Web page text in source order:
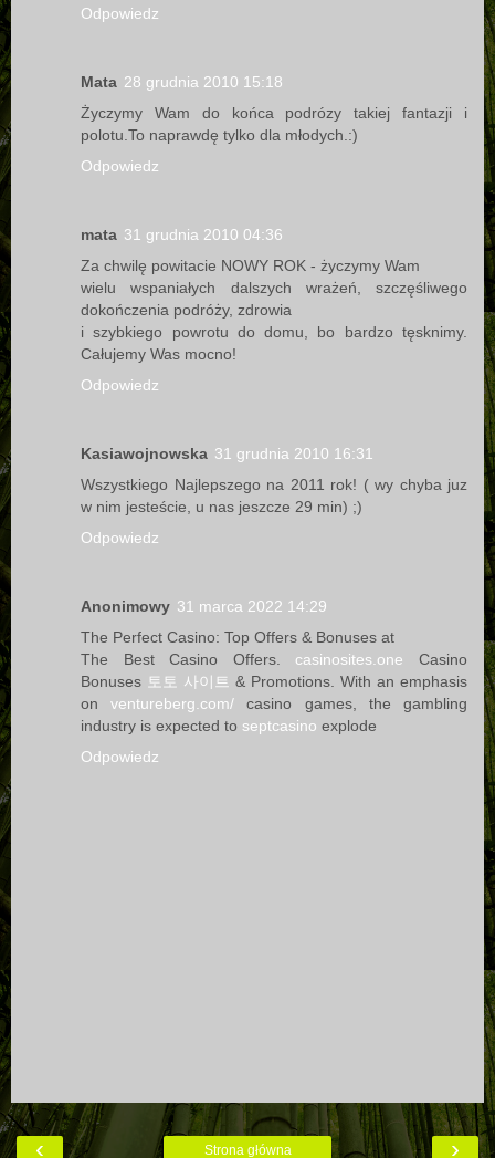
Odpowiedz
Mata 28 grudnia 2010 15:18
Życzymy Wam do końca podrózy takiej fantazji i
polotu.To naprawdę tylko dla młodych.:)
Odpowiedz
mata 31 grudnia 2010 04:36
Za chwilę powitacie NOWY ROK - życzymy Wam
wielu wspaniałych dalszych wrażeń, szczęśliwego
dokończenia podróży, zdrowia
i szybkiego powrotu do domu, bo bardzo tęsknimy.
Całujemy Was mocno!
Odpowiedz
Kasiawojnowska 31 grudnia 2010 16:31
Wszystkiego Najlepszego na 2011 rok! ( wy chyba juz
w nim jesteście, u nas jeszcze 29 min) ;)
Odpowiedz
Anonimowy 31 marca 2022 14:29
The Perfect Casino: Top Offers & Bonuses at
The Best Casino Offers. casinosites.one Casino
Bonuses 토토 사이트 & Promotions. With an emphasis
onventureberg.com/ casino games, the gambling
industry is expected to septcasino explode
Odpowiedz
‹ ›
Strona główna